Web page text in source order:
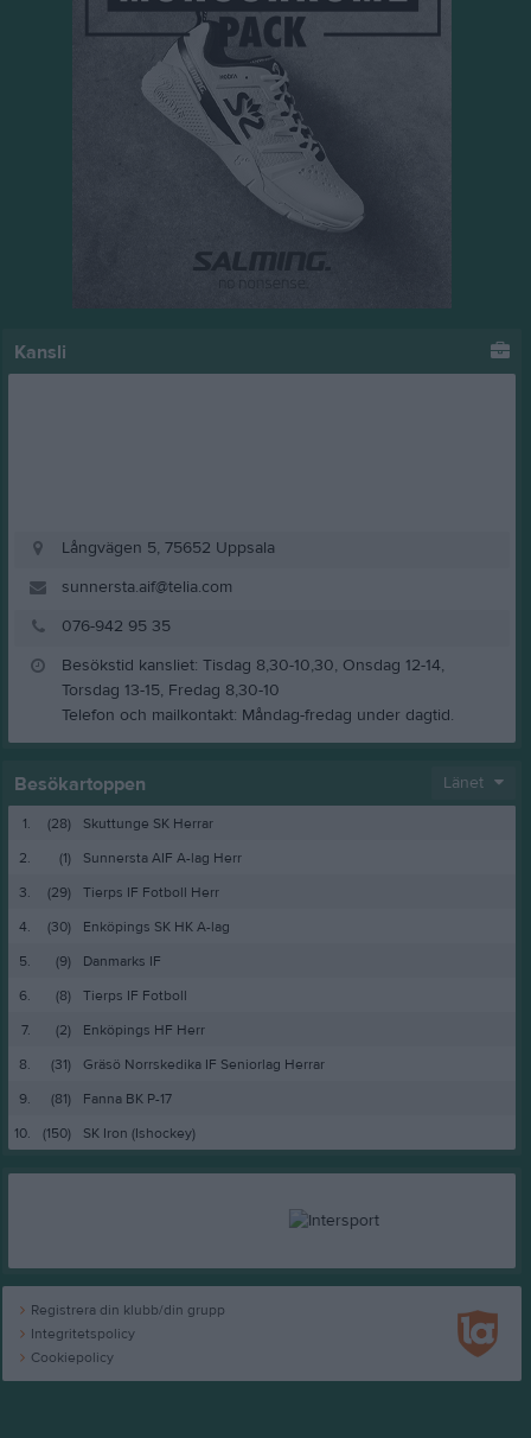
Kansli
Långvägen 5, 75652 Uppsala
sunnersta.aif@telia.com
076-942 95 35
Besökstid kansliet: Tisdag 8,30-10,30, Onsdag 12-14,
Torsdag 13-15, Fredag 8,30-10
Telefon och mailkontakt: Måndag-fredag under dagtid.
Besökartoppen Länet
1. (28)
Skuttunge SK Herrar
2.
(1)
Sunnersta AIF A-lag Herr
3.
(29)
Tierps IF Fotboll Herr
4.
(30)
Enköpings SK HK A-lag
5.
(9)
Danmarks IF
6.
(8)
Tierps IF Fotboll
7.
(2)
Enköpings HF Herr
8.
(31)
Gräsö Norrskedika IF Seniorlag Herrar
9.
(81)
Fanna BK P-17
10.
(150) SK Iron (Ishockey)
Registrera din klubb/din grupp
Integritetspolicy
Cookiepolicy